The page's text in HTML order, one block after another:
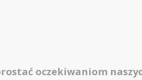
oczekiwaniom